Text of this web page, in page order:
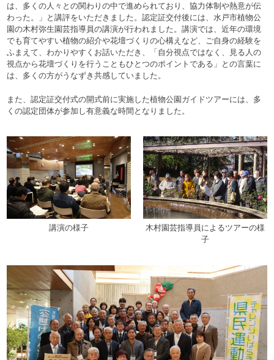
は、多くの人々との関わりの中で進められており、協力体制や熱意が伝
わった。」と講評をいただきました。認定証交付後には、水戸市植物公
園の木村弥生園芸指導員の講演が行われました。講演では、近年の環境
でも育てやすい植物の紹介や花壇づくりの心構えなど、ご自身の経験を
ふまえて、わかりやすくお話いただき、「自分視点ではなく、見る人の
視点から花壇づくりを行うこともひとつのポイントである」との言葉に
は、多くの方がうなずき共感していました。
また、認定証交付式の開式前に実施した植物公園ガイドツアーには、多
くの認定団体が参加し有意義な時間となりました。
講演の様子
木村園芸指導員によるツアーの様
子